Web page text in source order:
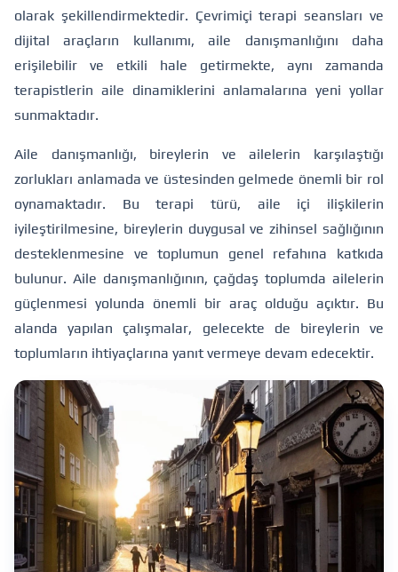
olarak şekillendirmektedir. Çevrimiçi terapi seansları ve
dijital araçların kullanımı, aile danışmanlığını daha
erişilebilir ve etkili hale getirmekte, aynı zamanda
terapistlerin aile dinamiklerini anlamalarına yeni yollar
sunmaktadır.
Aile danışmanlığı, bireylerin ve ailelerin karşılaştığı
zorlukları anlamada ve üstesinden gelmede önemli bir rol
oynamaktadır. Bu terapi türü, aile içi ilişkilerin
iyileştirilmesine, bireylerin duygusal ve zihinsel sağlığının
desteklenmesine ve toplumun genel refahına katkıda
bulunur. Aile danışmanlığının, çağdaş toplumda ailelerin
güçlenmesi yolunda önemli bir araç olduğu açıktır. Bu
alanda yapılan çalışmalar, gelecekte de bireylerin ve
toplumların ihtiyaçlarına yanıt vermeye devam edecektir.